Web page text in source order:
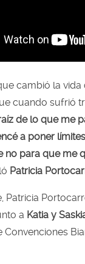
cambió la vida
cuando sufrió
de lo que me
a poner
no para que me
Patricia
Patricia
a Katia y
Convenciones